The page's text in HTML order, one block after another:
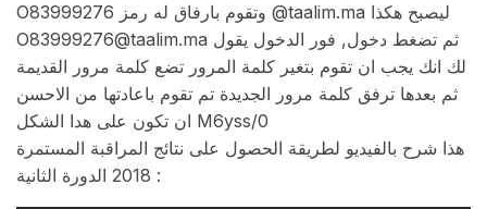
O83999276 وتقوم بارفاق له رمز @taalim.ma ليصبح هكذا
O83999276@taalim.ma ثم تضغط دخول, فور الدخول يقول
لك انك يجب ان تقوم بتغير كلمة المرور تضع كلمة مرور القديمة
ثم بعدها ترفق كلمة مرور الجديدة تم تقوم باعادتها من الاحسن
ان تكون على هدا الشكل M6yss/0
هذا شرح بالفيديو لطريقة الحصول على نتائج المراقبة المستمرة
2018 الدورة الثانية :